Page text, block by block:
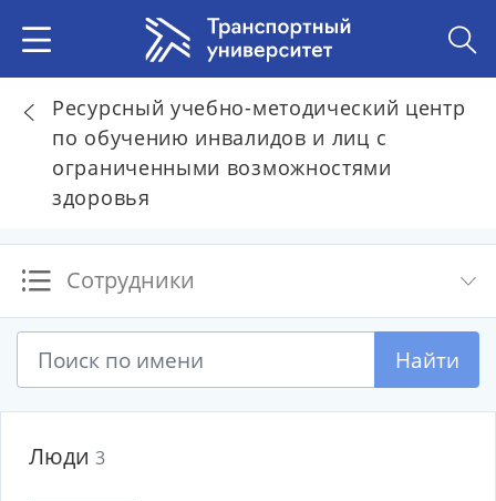
Ресурсный учебно-методический центр
по обучению инвалидов и лиц с
ограниченными возможностями
здоровья
Сотрудники
Найти
Люди 3